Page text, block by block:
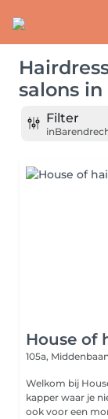
salons in
Filter
in
House of
105a,
Welkom bij House of Hair
kapper waar je
ook voor een